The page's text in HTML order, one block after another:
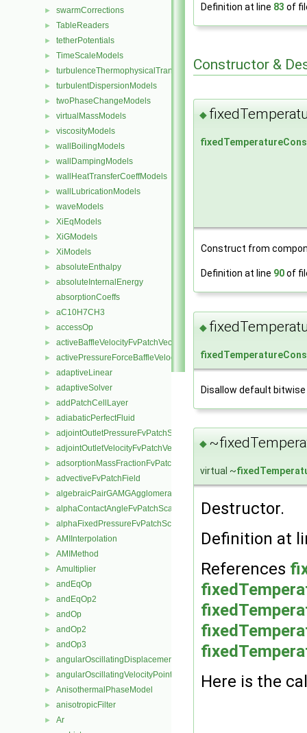
► swarmCorrections
► TableReaders
► tetherPotentials
► TimeScaleModels
► turbulenceThermophysicalTransportModels
► turbulentDispersionModels
► twoPhaseChangeModels
► virtualMassModels
► viscosityModels
► wallBoilingModels
► wallDampingModels
► wallHeatTransferCoeffModels
► wallLubricationModels
► waveModels
► XiEqModels
► XiGModels
► XiModels
► absoluteEnthalpy
►
absoluteInternalEnergy
absorptionCoeffs
► aC10H7CH3
► accessOp
► activeBaffleVelocityFvPatchVectorField
► activePressureForceBaffleVelocityFvPatchVectorField
► adaptiveLinear
► adaptiveSolver
► addPatchCellLayer
► adiabaticPerfectFluid
► adjointOutletPressureFvPatchScalarField
► adjointOutletVelocityFvPatchVectorField
► adsorptionMassFractionFvPatchScalarField
► advectiveFvPatchField
► algebraicPairGAMGAgglomeration
► alphaContactAngleFvPatchScalarField
► alphaFixedPressureFvPatchScalarField
► AMIInterpolation
► AMIMethod
► Amultiplier
► andEqOp
► andEqOp2
► andOp
► andOp2
► andOp3
► angularOscillatingDisplacementPointPatchVectorField
► angularOscillatingVelocityPointPatchVectorField
► AnisothermalPhaseModel
► anisotropicFilter
► Ar
Definition at line 83 of
Constructor &
◆
Construct from
Definition at line 90of
◆
Disallow default
◆
virtual ~
Destructor.
Definition at
References
Here is the